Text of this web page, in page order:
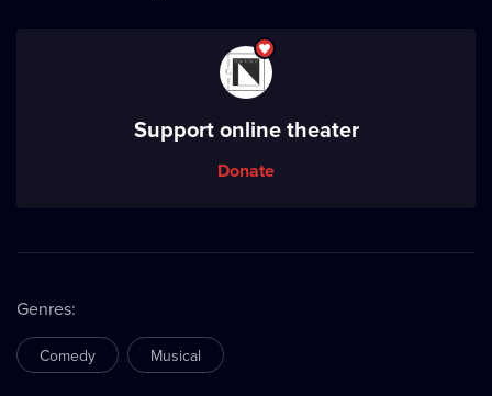
Support online theater
Donate
Genres:
Comedy Musical